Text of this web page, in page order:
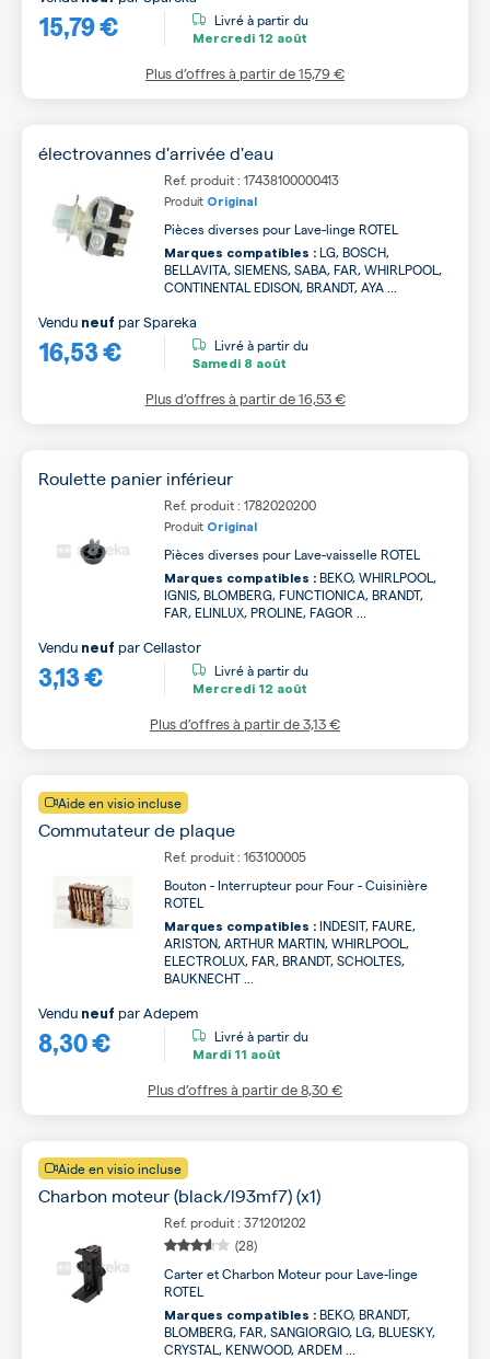
15,79 € Livré à partir du
Mercredi 12 août
Plus d’offres à partir de15,79 €
électrovannes d'arrivée d'eau
Ref. produit : 17438100000413
Produit Original
Pièces diverses pour Lave-linge ROTEL
Marques compatibles : LG, BOSCH,
BELLAVITA, SIEMENS, SABA, FAR, WHIRLPOOL,
CONTINENTAL EDISON, BRANDT, AYA ...
16,53 €
Vendu neuf parSpareka
Livré à partir du
Samedi 8 août
Plus d’offres à partir de16,53 €
Roulette panier inférieur
Ref. produit : 1782020200
Produit Original
Pièces diverses pour Lave-vaisselle ROTEL
Marques compatibles : BEKO, WHIRLPOOL,
IGNIS, BLOMBERG, FUNCTIONICA, BRANDT,
FAR, ELINLUX, PROLINE, FAGOR ...
3,13 €
Vendu neuf parCellastor
Livré à partir du
Mercredi 12 août
Plus d’offres à partir de3,13 €
Aide en visio incluse
Commutateur de plaque
Ref. produit : 163100005
Bouton - Interrupteur pour Four - Cuisinière
ROTEL
Marques compatibles : INDESIT, FAURE,
ARISTON, ARTHUR MARTIN, WHIRLPOOL,
ELECTROLUX, FAR, BRANDT, SCHOLTES,
BAUKNECHT ...
8,30 €
Vendu neuf parAdepem
Livré à partir du
Mardi 11 août
Plus d’offres à partir de8,30 €
Aide en visio incluse
Charbon moteur (black/l93mf7) (x1)
Ref. produit : 371201202
(28)
Carter et Charbon Moteur pour Lave-linge
ROTEL
Marques compatibles : BEKO, BRANDT,
BLOMBERG, FAR, SANGIORGIO, LG, BLUESKY,
CRYSTAL, KENWOOD, ARDEM ...